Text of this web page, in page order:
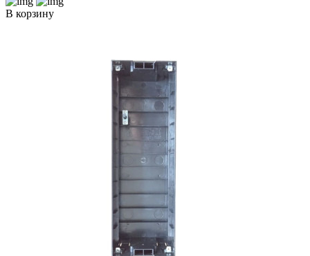
В корзину